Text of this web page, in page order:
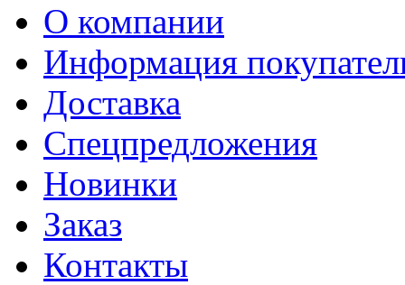
О компании
Информация
Доставка
Спецпредложения
Новинки
Заказ
Контакты